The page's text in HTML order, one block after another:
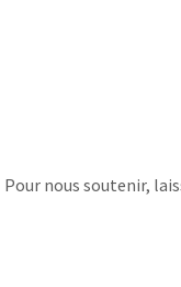
Pour nous soutenir,